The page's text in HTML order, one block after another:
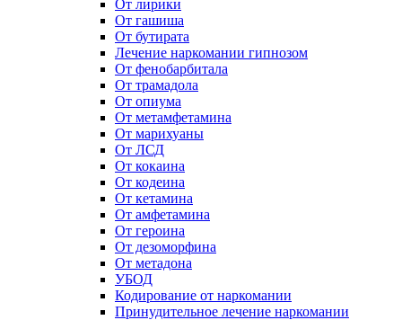
От лирики
От гашиша
От бутирата
Лечение наркомании гипнозом
От фенобарбитала
От трамадола
От опиума
От метамфетамина
От марихуаны
От ЛСД
От кокаина
От кодеина
От кетамина
От амфетамина
От героина
От дезоморфина
От метадона
УБОД
Кодирование от наркомании
Принудительное лечение наркомании